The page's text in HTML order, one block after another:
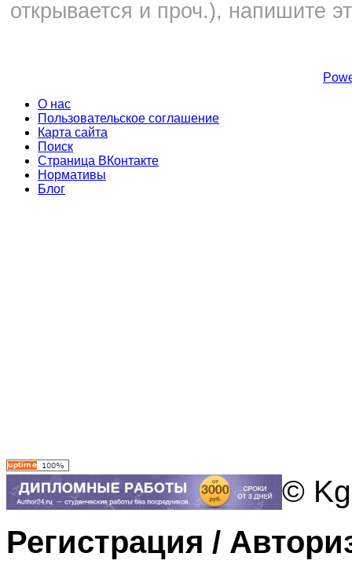
открывается и проч.), напишите
О нас
Пользовательское соглашение
Карта сайта
Поиск
Страница ВКонтакте
Нормативы
Блог
©
Регистрация /